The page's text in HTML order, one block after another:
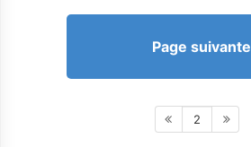
Page suivante
2